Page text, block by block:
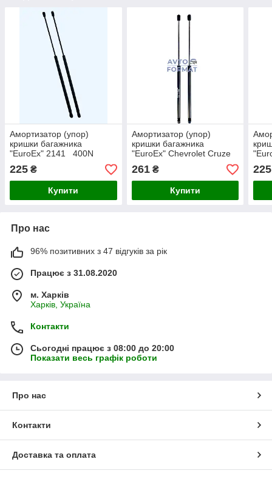
Амортизатор (упор)
кришки багажника
"EuroEx" 2141 400N
225 ₴
Купити
Амортизатор (упор)
кришки багажника
"EuroEx" Chevrolet Cruze
(J305) 325N 365-605mm
261₴
Купити
225
Про нас
96% позитивних з 47 відгуків за рік
Працює з 31.08.2020
м. Харків
Харків, Україна
Контакти
Сьогодні працює з 08:00 до 20:00
Показати весь графік роботи
Про нас
Контакти
Доставка та оплата